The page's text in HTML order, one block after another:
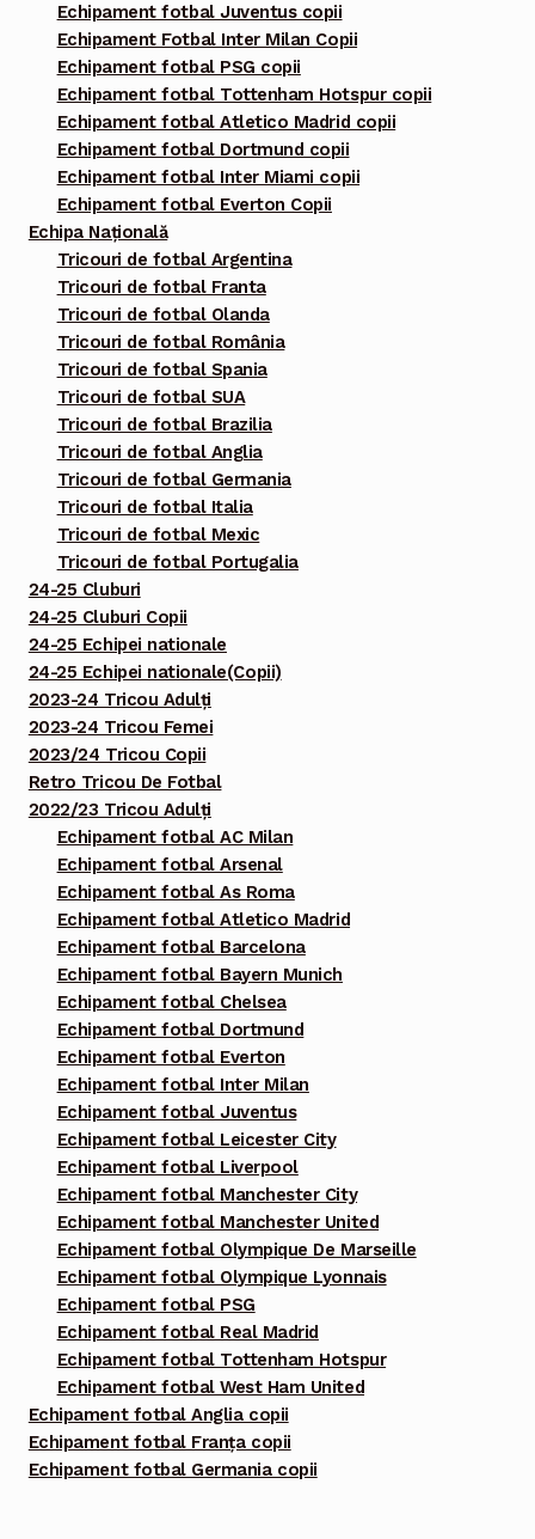
Echipament fotbal Juventus copii
Echipament Fotbal Inter Milan Copii
Echipament fotbal PSG copii
Echipament fotbal Tottenham Hotspur copii
Echipament fotbal Atletico Madrid copii
Echipament fotbal Dortmund copii
Echipament fotbal Inter Miami copii
Echipament fotbal Everton Copii
Echipa Națională
Tricouri de fotbal Argentina
Tricouri de fotbal Franta
Tricouri de fotbal Olanda
Tricouri de fotbal România
Tricouri de fotbal Spania
Tricouri de fotbal SUA
Tricouri de fotbal Brazilia
Tricouri de fotbal Anglia
Tricouri de fotbal Germania
Tricouri de fotbal Italia
Tricouri de fotbal Mexic
Tricouri de fotbal Portugalia
24-25 Cluburi
24-25 Cluburi Copii
24-25 Echipei nationale
24-25 Echipei nationale(Copii)
2023-24 Tricou Adulți
2023-24 Tricou Femei
2023/24 Tricou Copii
Retro Tricou De Fotbal
2022/23 Tricou Adulți
Echipament fotbal AC Milan
Echipament fotbal Arsenal
Echipament fotbal As Roma
Echipament fotbal Atletico Madrid
Echipament fotbal Barcelona
Echipament fotbal Bayern Munich
Echipament fotbal Chelsea
Echipament fotbal Dortmund
Echipament fotbal Everton
Echipament fotbal Inter Milan
Echipament fotbal Juventus
Echipament fotbal Leicester City
Echipament fotbal Liverpool
Echipament fotbal Manchester City
Echipament fotbal Manchester United
Echipament fotbal Olympique De Marseille
Echipament fotbal Olympique Lyonnais
Echipament fotbal PSG
Echipament fotbal Real Madrid
Echipament fotbal Tottenham Hotspur
Echipament fotbal West Ham United
Echipament fotbal Anglia copii
Echipament fotbal Franța copii
Echipament fotbal Germania copii